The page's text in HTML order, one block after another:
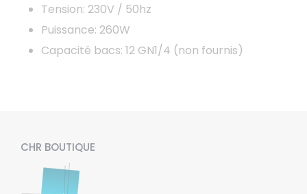
Tension: 230V / 50hz
Puissance: 260W
Capacité bacs: 12 GN1/4 (non fournis)
CHR BOUTIQUE